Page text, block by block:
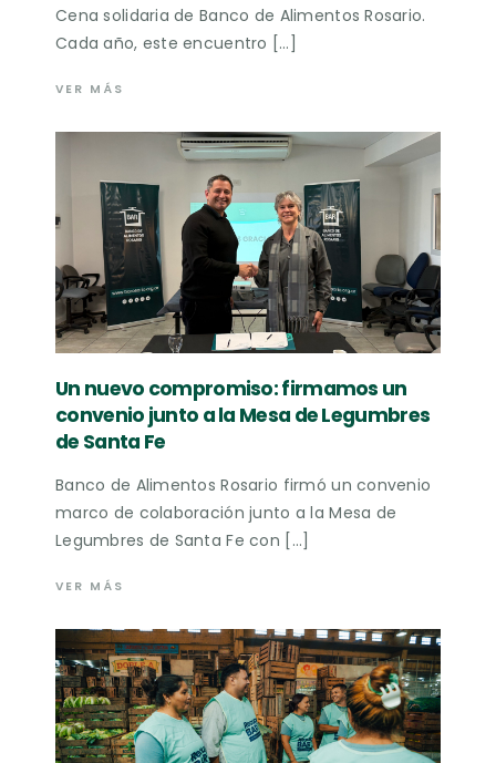
Cena solidaria de Banco de Alimentos Rosario.
Cada año, este encuentro […]
VER MÁS
Un nuevo compromiso: firmamos un
convenio junto a la Mesa de Legumbres
de Santa Fe
Banco de Alimentos Rosario firmó un convenio
marco de colaboración junto a la Mesa de
Legumbres de Santa Fe con […]
VER MÁS